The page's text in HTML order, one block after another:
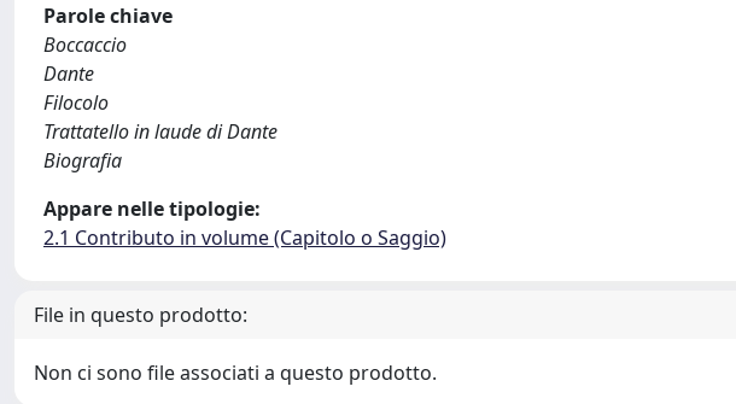
Parole chiave
Boccaccio
Dante
Filocolo
Trattatello in laude di Dante
Biografia
Appare nelle tipologie:
2.1 Contributo in volume (Capitolo o Saggio)
File in questo prodotto:
Non ci sono file associati a questo prodotto.